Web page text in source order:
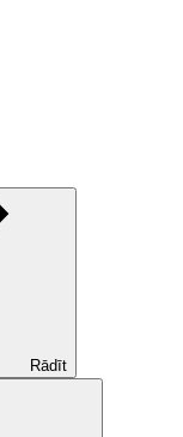
Rādīt